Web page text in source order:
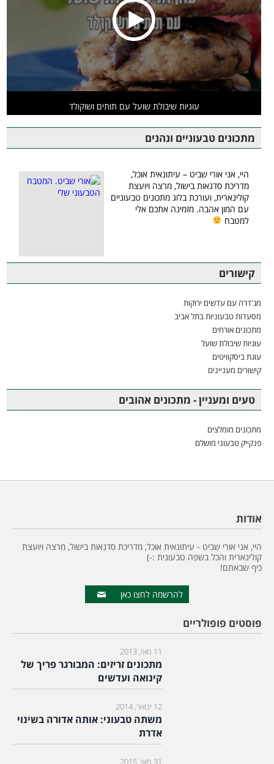
עוגיות שיבולת שועל עם תותים ושוקולד
מתכונים טבעוניים ונהנים
היי, אני אורי שביט – עיתונאית אוכל,
מדריכת סדנאות בישול, מרצה ויועצת
קולינארית, ועורכת בלוג מתכונים טבעוניים
עם המון אהבה. מזמינה אתכם אלי
למטבח
קישורים
מג'דרה עם עדשים ירוקות
מסעדות טבעוניות בתל אביב
מתכונים אורחים
עוגיות שיבולת שועל
עוגת ביסקוויטים
קישורים מעניינים
טעים ומעניין - מתכונים אהובים
מתכונים מומלצים
פנקייק טבעוני מושלם
אודות
היי, אני אורי שביט - עיתונאית אוכל, מדריכת סדנאות בישול, מרצה ויועצת
קולינארית והכל בשפה טבעונית :-)
כיף שבאתם!
להרשמה לחצו כאן
פוסטים פופולריים
11 מאי, 2013
מתכונים זריזים: המבורגר פריך של
קינואה ועדשים
12 ינואר, 2014
משתה טבעוני: אותה אדורה בשינוי
אדרת
31 מאי, 2015